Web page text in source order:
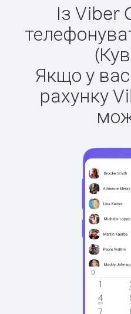
Із Viber
Якщо у
рахунку